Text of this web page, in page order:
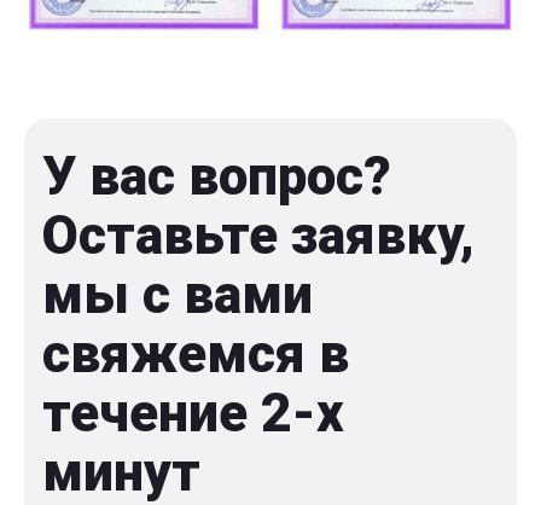
У вас вопрос?
Оставьте заявку,
мы с вами
свяжемся в
течение 2-x
минут